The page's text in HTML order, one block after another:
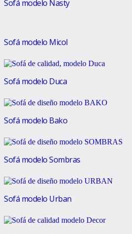
Sofá modelo Nasty
Sofá modelo Micol
Sofá modelo Duca
Sofá modelo Bako
Sofá modelo Sombras
Sofá modelo Urban